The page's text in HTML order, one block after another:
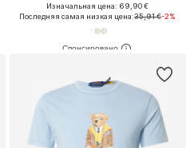
Изначальная цена: 69,90 €
Последняя самая низкая цена:35,91 €-2%